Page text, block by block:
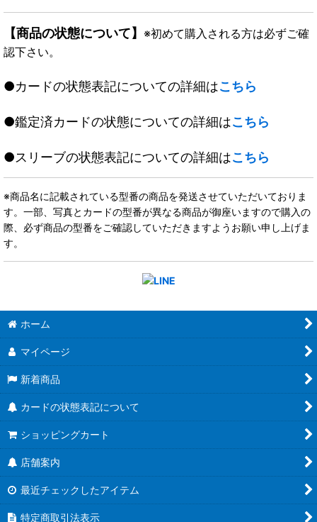
【商品の状態について】 ※初めて購入される方は必ずご確
認下さい。
●カードの状態表記についての詳細はこちら
●鑑定済カードの状態についての詳細はこちら
●スリーブの状態表記についての詳細はこちら
※商品名に記載されている型番の商品を発送させていただいておりま
す。一部、写真とカードの型番が異なる商品が御座いますので購入の
際、必ず商品の型番をご確認していただきますようお願い申し上げま
す。
ホーム
マイページ
新着商品
カードの状態表記について
ショッピングカート
店舗案内
最近チェックしたアイテム
特定商取引法表示